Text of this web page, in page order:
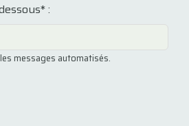
:
messages automatisés.